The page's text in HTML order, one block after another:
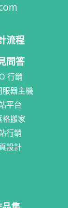
流程
問答
行銷
服器主機
平台
格搬家
行銷
設計